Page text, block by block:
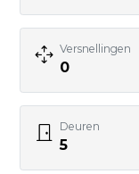
Versnellingen
0
Deuren
5